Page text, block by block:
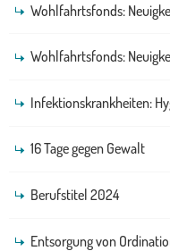
Wohlfahrtsfonds:
Wohlfahrtsfonds:
Infektionskrankheiten:
16 Tage gegen Gewalt
Berufstitel 2024
Entsorgung von